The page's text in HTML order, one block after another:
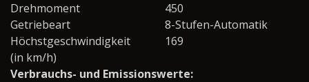
Drehmoment
450
Getriebeart
8-Stufen-Automatik
Höchstgeschwindigkeit
(in km/h)
169
Verbrauchs- und Emissionswerte: